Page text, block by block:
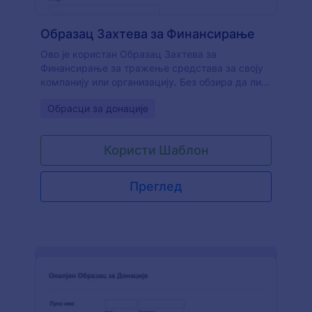
Образац Захтева за Финансирање
Ово је користан Образац Захтева за
Финансирање за тражење средстава за своју
компанију или организацију. Без обзира да ли
дугогодишњи програм, добијање средстава
Коришћењем нашег Обрасца Захтева за
Финансирање твој тим може да прерасподели
време и ресурсе за обављање посла. Почни са
једним од наших примерака обрасца захтева
за финансирање. Прилагоди свој образац
Go to Category:
Обрасци за донације
Користи Шаблон
Преглед